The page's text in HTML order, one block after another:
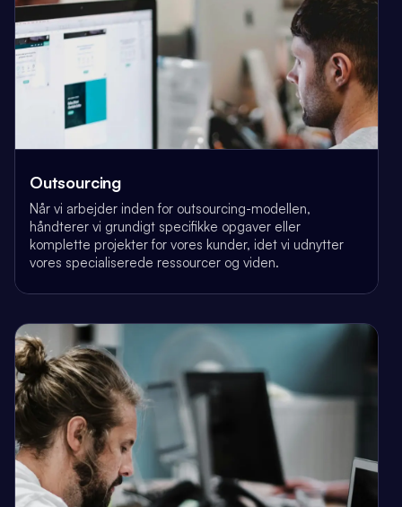
Outsourcing
Når vi arbejder inden for outsourcing-modellen,
håndterer vi grundigt specifikke opgaver eller
komplette projekter for vores kunder, idet vi udnytter
vores specialiserede ressourcer og viden.